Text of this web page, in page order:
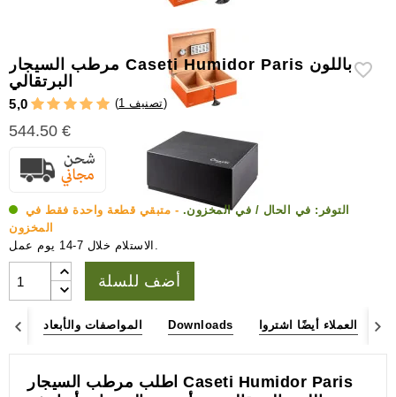
مرطب السيجار Caseti Humidor Paris باللون
البرتقالي
5,0 ( 1 تصنيف)
544.50 €
التوفر: في الحال / في المخزون. - متبقي قطعة واحدة فقط في
المخزون
الاستلام خلال 7-14 يوم عمل.
أضف للسلة
المواصفات والأبعاد Downloads العملاء أيضًا اشتروا
اطلب مرطب السيجار Caseti Humidor Paris